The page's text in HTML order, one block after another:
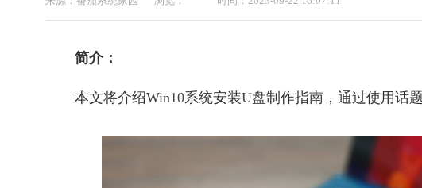
简介：
本文将介绍Win10系统安装U盘制作指南，通过使用话